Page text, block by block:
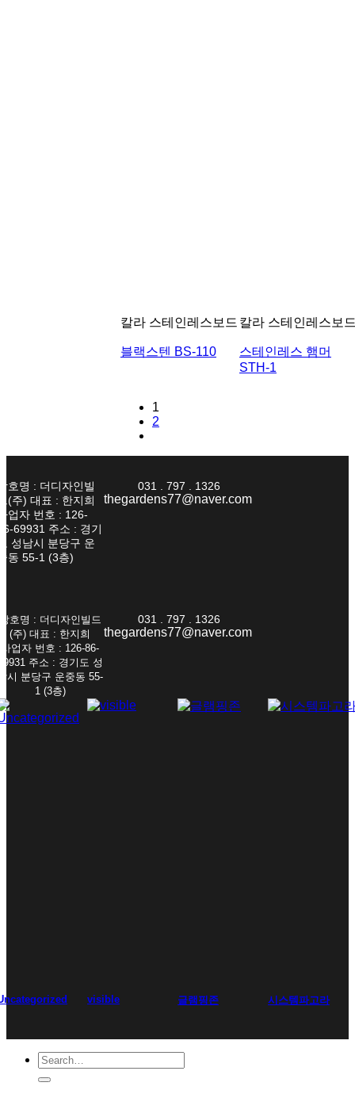
칼라 스테인레스보드
블랙스텐 BS-110
칼라 스테인레스보
스테인레스 햄머
STH-1
1
2
호명 : 더디자인빌
(주) 대표 : 한지희
업자 번호 : 126-
69931 주소 : 경기
성남시 분당구 운
동 55-1 (3층)
031 . 797 . 1326
thegardens77@naver.com
호명 : 더디자인빌드
(주) 대표 : 한지희
사업자 번호 : 126-86-
주소 : 경기도 성
시 분당구 운중동 55-
1 (3층)
031 . 797 . 1326
thegardens77@naver.com
visible 글램핑존 시스템파고라
Search
for: